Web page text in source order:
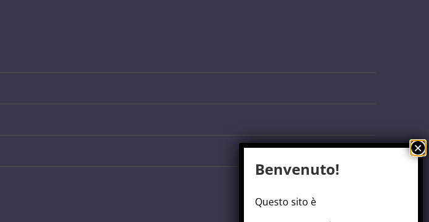
Benvenuto!
Questo sito è